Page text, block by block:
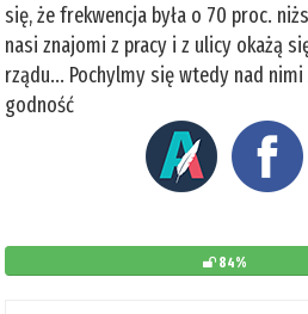
się, że frekwencja była o 70 proc.
nasi znajomi z pracy i z ulicy okażą
rządu... Pochylmy się wtedy nad
godność
84%